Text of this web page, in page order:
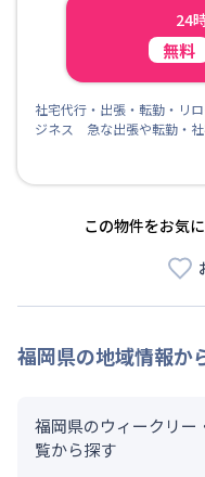
24
無料
社宅代行・出張・転勤・リ
ジネス 急な出張や転勤・
この物件をお気
福岡県の地域情報か
福岡県のウィークリー
覧から探す